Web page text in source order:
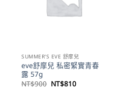
SUMMER'S EVE 舒摩兒
eve舒摩兒 私密緊實青春
露 57g
NT$900 原
始
NT$810目